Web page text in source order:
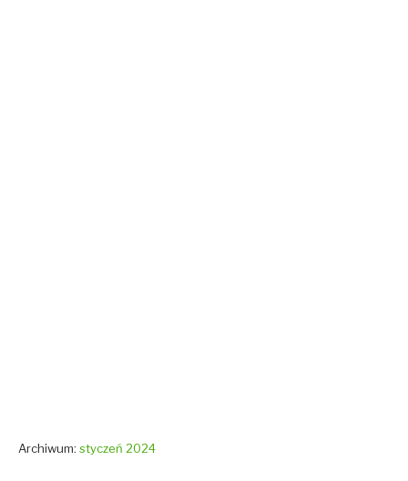
Archiwum: styczeń 2024